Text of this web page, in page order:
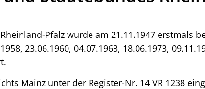
Pfalz wurde am 21.11.1947 erstmals
23.06.1960, 04.07.1963, 18.06.1973,
Mainz unter der Register-Nr. 14 VR 1238